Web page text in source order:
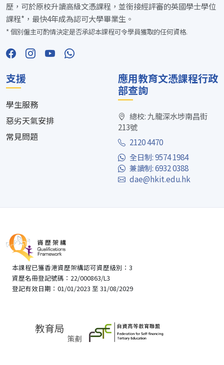
歷，可於原校升讀高級文憑課程，並銜接經評審的英國學士學位
課程*，最快4年成為認可大學畢業生。
* 個別僱主可酌情決定是否承認本課程可令學員獲取的任何資格.
支援
學生服務
惡劣天氣安排
常見問題
應用教育文憑課程行政
部查詢
總校: 九龍深水埗南昌街
213號
2120 4470
全日制: 9574 1984
兼讀制: 6932 0388
dae@hkit.edu.hk
本課程已獲香港資歷架構認可資歷級別：3
資歷名冊登記號碼：22/000863/L3
登記有效日期：01/01/2023 至 31/08/2029